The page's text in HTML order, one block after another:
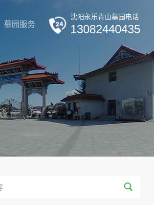
墓园服务
沈阳永乐青山墓园电话
13082440435